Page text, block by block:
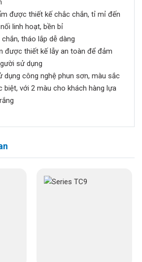
được thiết kế chắc chắn, tỉ mỉ đến
linh hoạt, bền bỉ
tháo lắp dễ dàng
được thiết kế lẫy an toàn để đảm
sử dụng
dụng công nghệ phun sơn, màu sắc
biệt, với 2 màu cho khách hàng lựa